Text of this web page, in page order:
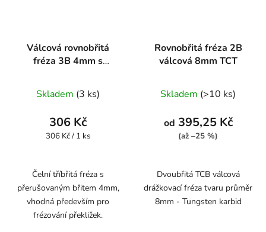
Válcová rovnobřitá
fréza 3B 4mm s
Skladem (3 ks)
306 Kč
Měrná
306 Kč / 1 ks
Čelní tříbřitá fréza s
přerušovaným břitem 4mm,
vhodná především pro
frézování překližek.
Rovnobřitá fréza 2B
válcová 8mm TCT
Skladem (>10 ks)
od 395,25 Kč
(až –25 %)
Dvoubřitá TCB válcová
drážkovací fréza tvaru průměr
8mm - Tungsten karbid